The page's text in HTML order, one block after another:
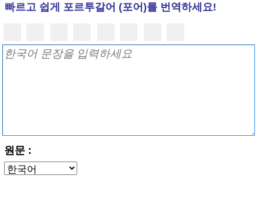
빠르고 쉽게 포르투갈어 (포어)를 번역하세요!
원문 :